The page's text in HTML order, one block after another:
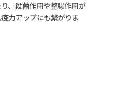
、殺菌作用や整腸作用が
力アップにも繋がりま